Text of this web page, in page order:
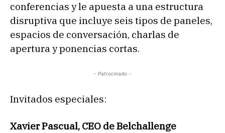
conferencias y le apuesta a una estructura
disruptiva que incluye seis tipos de paneles,
espacios de conversación, charlas de
apertura y ponencias cortas.
- Patrocinado -
Invitados especiales:
Xavier Pascual, CEO de Belchallenge